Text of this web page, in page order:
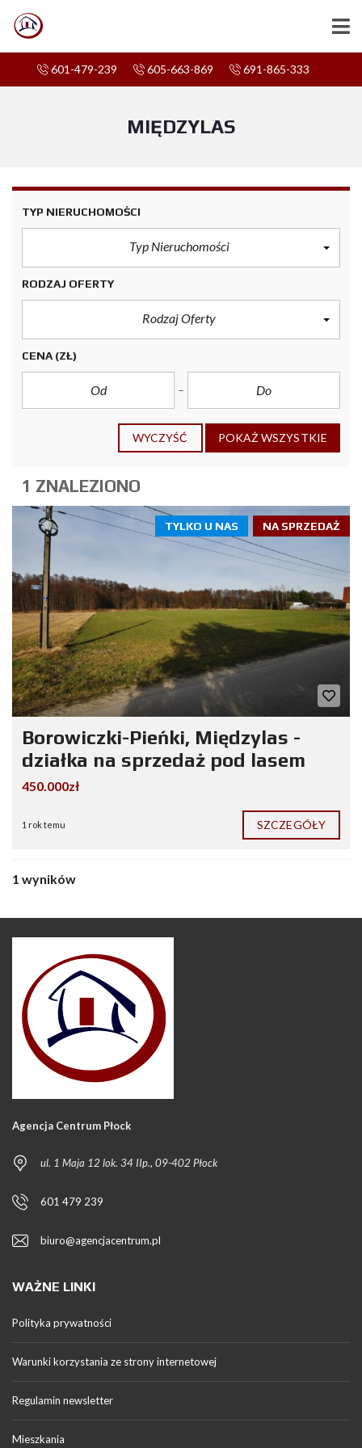
601-479-239 605-663-869 691-865-333
MIĘDZYLAS
TYP NIERUCHOMOŚCI
Typ Nieruchomości
RODZAJ OFERTY
Rodzaj Oferty
CENA (ZŁ)
WYCZYŚĆ POKAŻ WSZYSTKIE
1 ZNALEZIONO
NA SPRZEDAŻ
TYLKO U NAS
Borowiczki-Pieńki, Międzylas -
działka na sprzedaż pod lasem
450.000zł
1 rok temu SZCZEGÓŁY
1 wyników
Agencja Centrum Płock
ul. 1 Maja 12 lok. 34 IIp., 09-402 Płock
601 479 239
biuro@agencjacentrum.pl
WAŻNE LINKI
Polityka prywatności
Warunki korzystania ze strony internetowej
Regulamin newsletter
Mieszkania